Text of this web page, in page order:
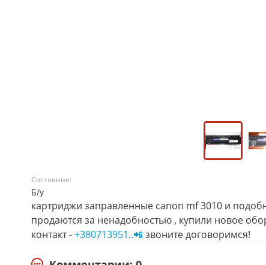
Состояние:
Б/у
картриджи заправленные canon mf 3010 и
продаются за ненадобностью , купили новое
контакт -+380713951..📲 звоните договоримся!